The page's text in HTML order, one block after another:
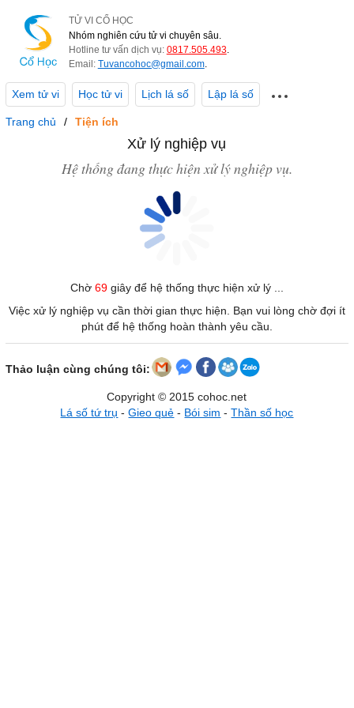
TỬ VI CỔ HỌC
Nhóm nghiên cứu tử vi chuyên sâu.
Hotline tư vấn dịch vụ: 0817.505.493.
Email: Tuvancohoc@gmail.com.
Xem tử vi Học tử vi Lịch lá số Lập lá số
Trang chủ Tiện ích
Xử lý nghiệp vụ
Hệ thống đang thực hiện xử lý nghiệp vụ.
Chờ 69giây để hệ thống thực hiện xử lý ...
Việc xử lý nghiệp vụ cần thời gian thực hiện. Bạn vui lòng chờ đợi ít
phút để hệ thống hoàn thành yêu cầu.
Thảo luận cùng chúng tôi:
Copyright © 2015 cohoc.net
Lá số tứ trụ -Gieo quẻ - Bói sim -Thần số học